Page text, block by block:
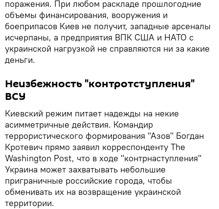
поражения. При любом раскладе прошлогодние
объемы финансирования, вооружения и
боеприпасов Киев не получит, западные арсеналы
исчерпаны, а предприятия ВПК США и НАТО с
украинской нагрузкой не справляются ни за какие
деньги.
Неизбежность "контротступления"
ВСУ
Киевский режим питает надежды на некие
асимметричные действия. Командир
террористического формирования "Азов" Богдан
Кротевич прямо заявил корреспонденту The
Washington Post, что в ходе "контрнаступления"
Украина может захватывать небольшие
приграничные российские города, чтобы
обменивать их на возвращение украинской
территории.